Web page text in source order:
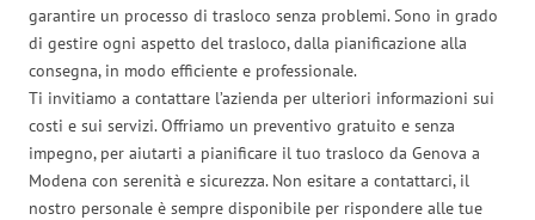
garantire un processo di trasloco senza problemi. Sono in grado
di gestire ogni aspetto del trasloco, dalla pianificazione alla
consegna, in modo efficiente e professionale.
Ti invitiamo a contattare l’azienda per ulteriori informazioni sui
costi e sui servizi. Offriamo un preventivo gratuito e senza
impegno, per aiutarti a pianificare il tuo trasloco da Genova a
Modena con serenità e sicurezza. Non esitare a contattarci, il
nostro personale è sempre disponibile per rispondere alle tue